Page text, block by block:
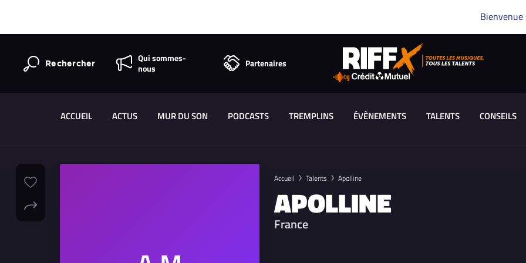
Bienvenue
Rechercher
Qui sommes-
nous
Partenaires
ACCUEIL ACTUS MUR DU SON PODCASTS TREMPLINS ÉVÈNEMENTS TALENTS CONSEILS
Accueil Talents Apolline
APOLLINE
France